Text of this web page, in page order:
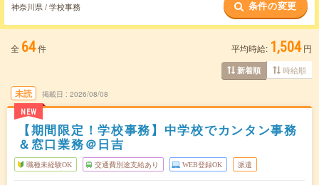
神奈川県 / 学校事務 条件の変更
全 64件 平均時給: 1,504 円
新着順 時給順
未読
NEW
掲載日 2026/08/08
【期間限定！学校事務】中学校でカンタン事務
＆窓口業務＠日吉
職種未経験OK 交通費別途支給あり WEB登録OK 派遣